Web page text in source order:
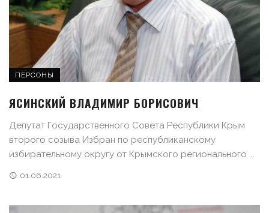
ПЕРСОНЫ
ЯСИНСКИЙ ВЛАДИМИР БОРИСОВИЧ
Депутат Государственного Совета Республики Крым
второго созыва Избран по республиканскому
избирательному округу от Крымского регионального ...
01.06.2021